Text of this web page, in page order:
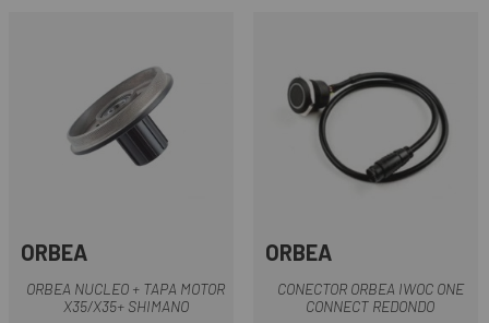
ORBEA
ORBEA NUCLEO + TAPA MOTOR
X35/X35+ SHIMANO
ORBEA
CONECTOR ORBEA IWOC ONE
CONNECT REDONDO